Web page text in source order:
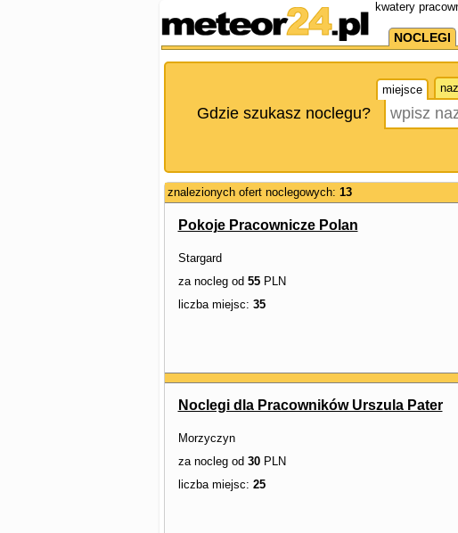
kwatery
NOCLEGI
miejsce
Gdzie szukasz noclegu?
znalezionych ofert noclegowych: 13
Pokoje Pracownicze Polan
Stargard
za nocleg od 55PLN
liczba miejsc: 35
Noclegi dla Pracowników Urszula Pater
Morzyczyn
za nocleg od 30PLN
liczba miejsc: 25